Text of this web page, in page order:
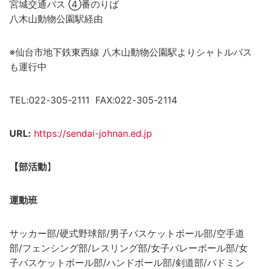
宮城交通バス ④番のりば
八木山動物公園駅経由
※仙台市地下鉄東西線 八木山動物公園駅よりシャトルバス
も運行中
TEL:022-305-2111 FAX:022-305-2114
URL: https://sendai-johnan.ed.jp
【部活動】
運動班
サッカー部/硬式野球部/男子バスケットボール部/空手道
部/フェンシング部/レスリング部/女子バレーボール部/女
子バスケットボール部/ハンドボール部/剣道部/バドミン